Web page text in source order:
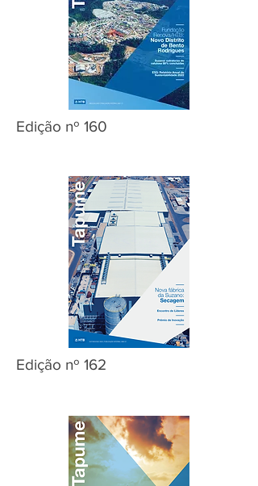
Edição nº 160
Edição nº 162